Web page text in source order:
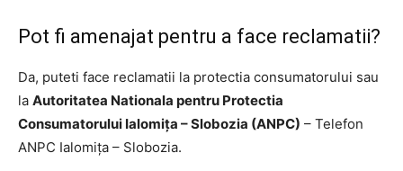
Pot fi amenajat pentru a face reclamatii?
Da, puteti face reclamatii la protectia consumatorului sau
la Autoritatea Nationala pentru Protectia
Consumatorului Ialomița – Slobozia (ANPC) – Telefon
ANPC Ialomița – Slobozia.